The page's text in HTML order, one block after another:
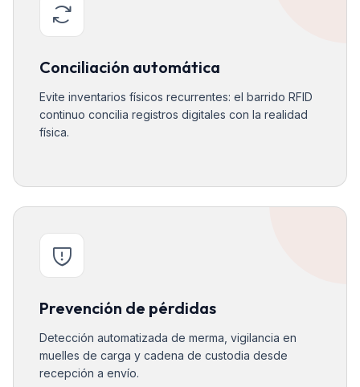
Conciliación automática
Evite inventarios físicos recurrentes: el barrido RFID
continuo concilia registros digitales con la realidad
física.
Prevención de pérdidas
Detección automatizada de merma, vigilancia en
muelles de carga y cadena de custodia desde
recepción a envío.